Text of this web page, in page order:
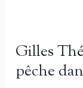
Gilles
pêche